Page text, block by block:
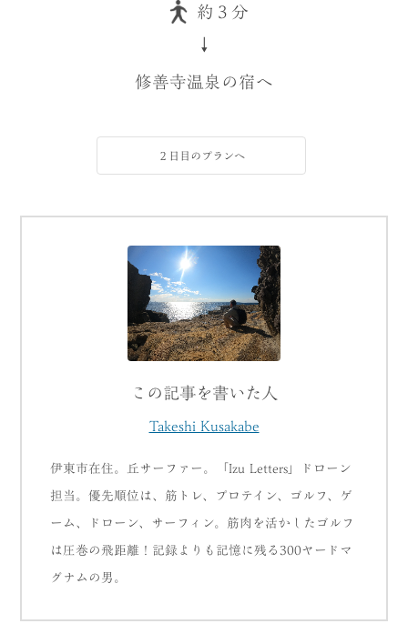
約３分
↓
修善寺温泉の宿へ
２日目のプランへ
この記事を書いた人
Takeshi Kusakabe
伊東市在住。丘サーファー。「Izu Letters」ドローン
担当。優先順位は、筋トレ、プロテイン、ゴルフ、ゲ
ーム、ドローン、サーフィン。筋肉を活かしたゴルフ
は圧巻の飛距離！記録よりも記憶に残る300ヤードマ
グナムの男。